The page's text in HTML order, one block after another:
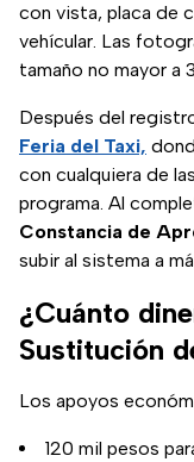
con vista, placa de
vehícular. Las
tamaño no mayor a
Después del
Feria del Taxi,
con cualquiera de
programa. Al
Constancia de
subir al sistema a
¿Cuánto
Sustitución
Los apoyos
120 mil pesos